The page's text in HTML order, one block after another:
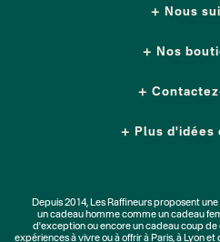
Nous
Nos
Plus d'idées
Depuis 2014, Les Raffineurs proposent
uncadeau hommecomme un cadeau
d'exceptionou encore un cadeau coup
expériences à vivreou à offrir à Paris, à Lyon